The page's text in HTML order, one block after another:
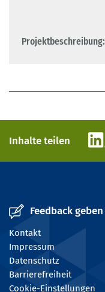
Projektbeschreibung:
Inhalte teilen
Feedback geben
Kontakt
Impressum
Datenschutz
Barrierefreiheit
Cookie-Einstellungen